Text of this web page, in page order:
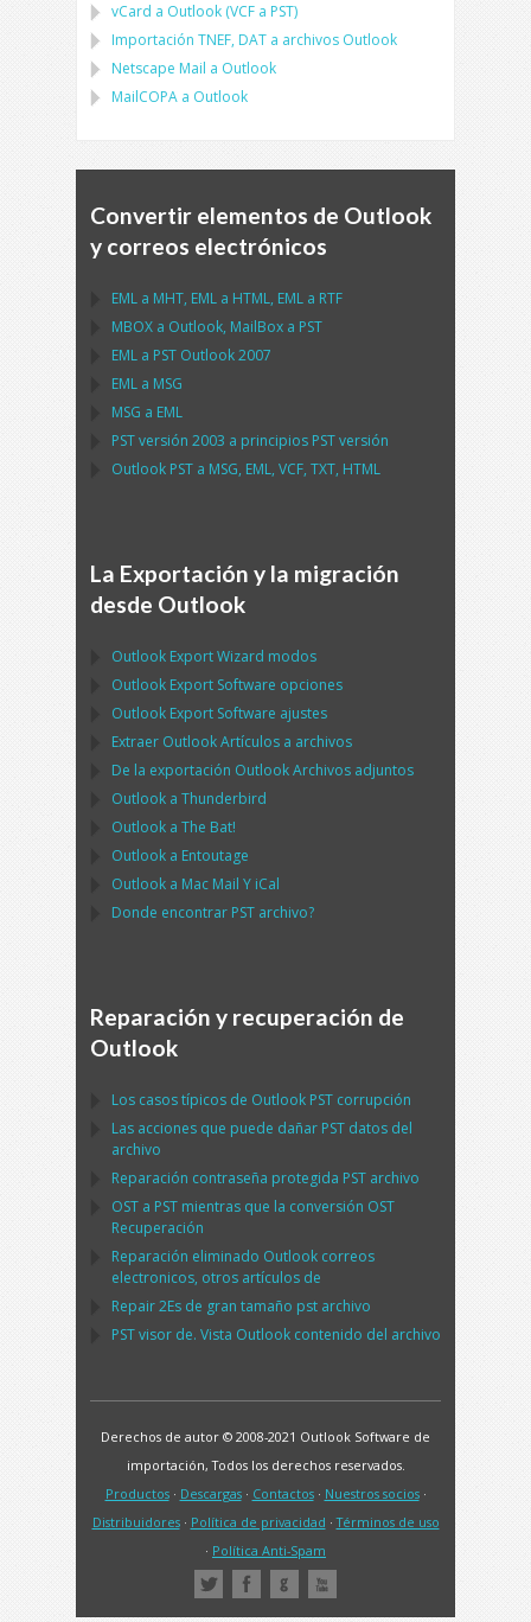
vCard a Outlook (VCF a PST)
Importación TNEF, DAT a archivos Outlook
Netscape Mail a Outlook
MailCOPA a Outlook
Convertir elementos de Outlook
y correos electrónicos
EML a MHT, EML a HTML, EML a RTF
MBOX a Outlook, MailBox a PST
EML a PST Outlook2007
EML a MSG
MSG a EML
PSTversión 2003 a principios PSTversión
Outlook PST a MSG, EML, VCF, TXT, HTML
La Exportación y la migración
desde Outlook
Outlook Export Wizard modos
Outlook Export Software opciones
Outlook Export Software ajustes
Extraer OutlookArtículos a archivos
De la exportación OutlookArchivos adjuntos
Outlook a Thunderbird
Outlook a The Bat!
Outlook a Entoutage
Outlook a Mac Mail Y iCal
Donde encontrar PST archivo?
Reparación y recuperación de
Outlook
Los casos típicos de Outlook PST corrupción
Las acciones que puede dañar PST datos del
archivo
Reparación contraseña protegida PST archivo
OST a PST mientras que la conversión OST
Recuperación
Reparación eliminado Outlook correos
electronicos, otros artículos de
Repair2Es de gran tamaño pst archivo
PSTvisor de. Vista Outlook contenido del archivo
Derechos de autor © 2008-2021 Outlook Software de
importación, Todos los derechos reservados.
Productos· Descargas· Contactos· Nuestros socios·
Distribuidores· Política de privacidad ·Términos de uso
· Política Anti-Spam